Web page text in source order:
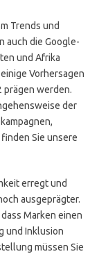
Trends und
auch die Google-
und Afrika
Vorhersagen
prägen werden.
der
Sie unsere
erregt und
ausgeprägter.
Marken einen
und Inklusion
müssen Sie